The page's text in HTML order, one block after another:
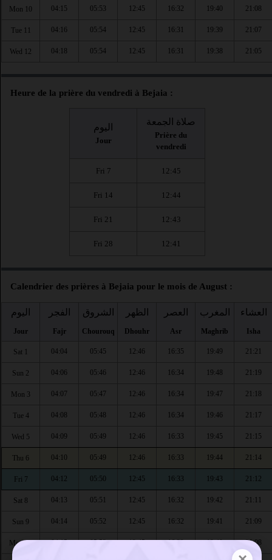
Mon 10 04:15 05:53 12:45 16:32 19:40 21:08
Tue 11 04:16 05:54 12:45 16:31 19:39 21:07
Wed 12 04:18 05:54 12:45 16:31 19:38 21:05
Heure de la prière du vendredi à Bejaia :
اليوم
Jour
صلاة الجمعة
Prière du
vendredi
Fri 7 12:45
Fri 14 12:44
Fri 21 12:43
Fri 28 12:41
Calendrier des prières à Bejaia pour le mois de August :
اليوم
Jour
الفجر
Fajr
الشروق
Chourouq
الظهر
Dhouhr
العصر
Asr
المغرب
Maghrib
العشاء
Isha
Sat 1 04:04 05:45 12:46 16:35 19:49 21:21
Sun 2 04:06 05:46 12:46 16:34 19:48 21:19
Mon 3 04:07 05:47 12:46 16:34 19:47 21:18
Tue 4 04:08 05:48 12:46 16:34 19:46 21:17
Wed 5 04:09 05:49 12:46 16:33 19:45 21:15
Thu 6 04:10 05:49 12:46 16:33 19:44 21:14
Fri 7 04:12 05:50 12:45 16:33 19:43 21:12
Sat 8 04:13 05:51 12:45 16:32 19:42 21:11
Sun 9 04:14 05:52 12:45 16:32 19:41 21:09
Mon 10 04:15 05:53 12:45 16:32 19:40 21:08